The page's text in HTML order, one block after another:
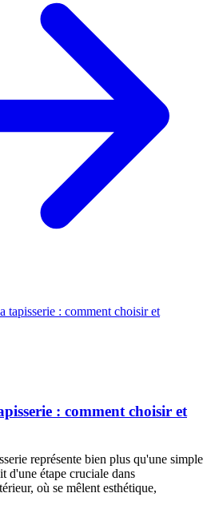
: comment choisir et
représente bien plus qu'une simple
d'une étape cruciale dans
où se mêlent esthétique,